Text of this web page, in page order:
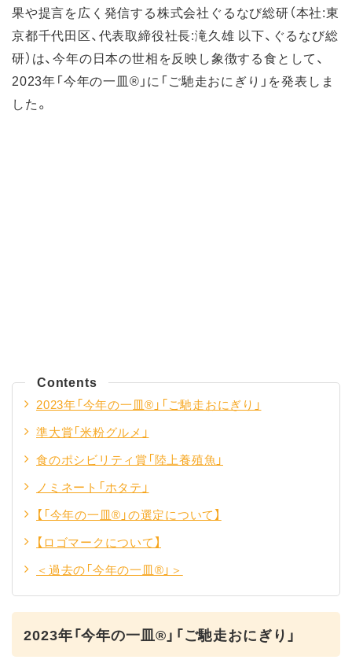
果や提⾔を広く発信する株式会社ぐるなび総研（本社:東
京都千代⽥区、代表取締役社⻑:滝久雄 以下、ぐるなび総
研）は、今年の⽇本の世相を反映し象徴する⾷として、
2023年「今年の一皿®」に「ご馳走おにぎり」を発表しま
した。
Contents
2023年「今年の一皿®」「ご馳走おにぎり」
準大賞「米粉グルメ」
食のポシビリティ賞「陸上養殖魚」
ノミネート「ホタテ」
【「今年の一皿®」の選定について】
【ロゴマークについて】
＜過去の「今年の一皿®」＞
2023年「今年の一皿®」「ご馳走おにぎり」